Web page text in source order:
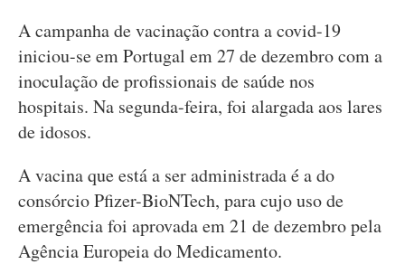
A campanha de vacinação contra a covid-19
iniciou-se em Portugal em 27 de dezembro com a
inoculação de profissionais de saúde nos
hospitais. Na segunda-feira, foi alargada aos lares
de idosos.
A vacina que está a ser administrada é a do
consórcio Pfizer-BioNTech, para cujo uso de
emergência foi aprovada em 21 de dezembro pela
Agência Europeia do Medicamento.